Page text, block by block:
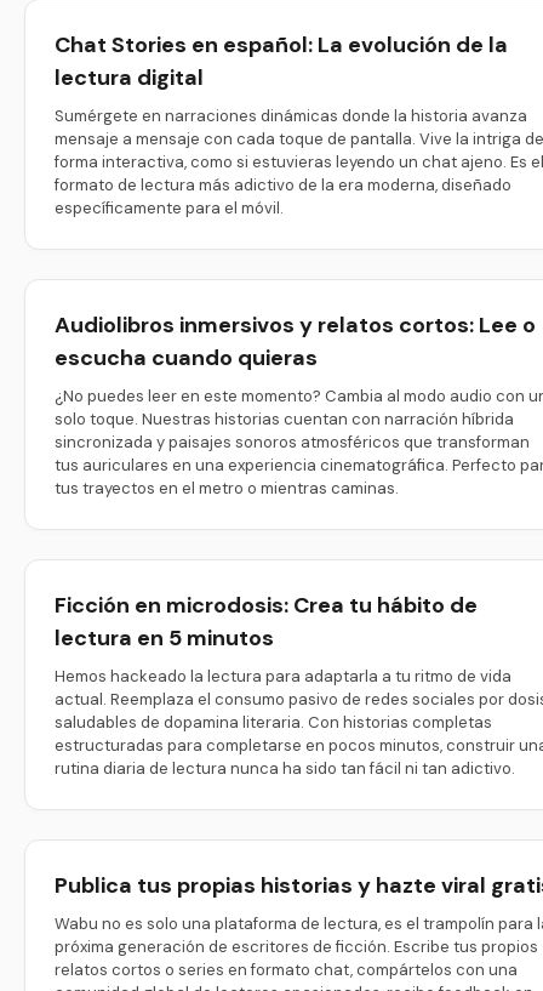
Chat Stories en español: La evolución de la
lectura digital
Sumérgete en narraciones dinámicas donde la historia avanza
mensaje a mensaje con cada toque de pantalla. Vive la intriga de
forma interactiva, como si estuvieras leyendo un chat ajeno. Es el
formato de lectura más adictivo de la era moderna, diseñado
específicamente para el móvil.
Audiolibros inmersivos y relatos cortos: Lee o
escucha cuando quieras
¿No puedes leer en este momento? Cambia al modo audio con
solo toque. Nuestras historias cuentan con narración híbrida
sincronizada y paisajes sonoros atmosféricos que transforman
tus auriculares en una experiencia cinematográfica. Perfecto
tus trayectos en el metro o mientras caminas.
Ficción en microdosis: Crea tu hábito de
lectura en 5 minutos
Hemos hackeado la lectura para adaptarla a tu ritmo de vida
actual. Reemplaza el consumo pasivo de redes sociales por
saludables de dopamina literaria. Con historias completas
estructuradas para completarse en pocos minutos, construir
rutina diaria de lectura nunca ha sido tan fácil ni tan adictivo.
Publica tus propias historias y hazte viral
Wabu no es solo una plataforma de lectura, es el trampolín para
próxima generación de escritores de ficción. Escribe tus propios
relatos cortos o series en formato chat, compártelos con una